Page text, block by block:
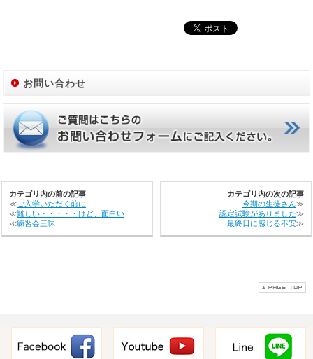
お問い合わせ
カテゴリ内の前の記事
≪ご入学いただく前に
≪難しい・・・・・けど、面白い
≪練習会三昧
カテゴリ内の次の記事
今期の生徒さん≫
認定試験がありました≫
最終日に感じる不安≫